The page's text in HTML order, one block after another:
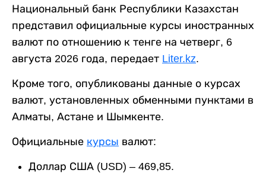
Национальный банк Республики Казахстан
представил официальные курсы иностранных
валют по отношению к тенге на четверг, 6
августа 2026 года, передает Liter.kz.
Кроме того, опубликованы данные о курсах
валют, установленных обменными пунктами в
Алматы, Астане и Шымкенте.
Официальные курсы валют:
Доллар США (USD) – 469,85.